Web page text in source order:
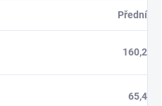
Přední
160,2
65,4